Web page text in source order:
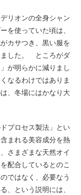
リオンの全身シャン
を使っていた頃は、
カサつき、黒い服を
ました。 ところがダ
が明らかに減りまし
なるわけではありま
、冬場にはかなり大
プロセス製法」とい
まれる美容成分を熱
さまざまな天然オイ
配合しているとのこ
ではなく、必要なう
、という説明には、